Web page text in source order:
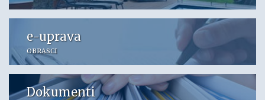
e-uprava
OBRASCI
Dokumenti